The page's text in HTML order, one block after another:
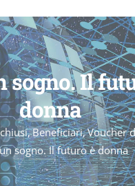
sogno. Il
donna
Beneficiari Voucher
sogno. Il futuro è donna